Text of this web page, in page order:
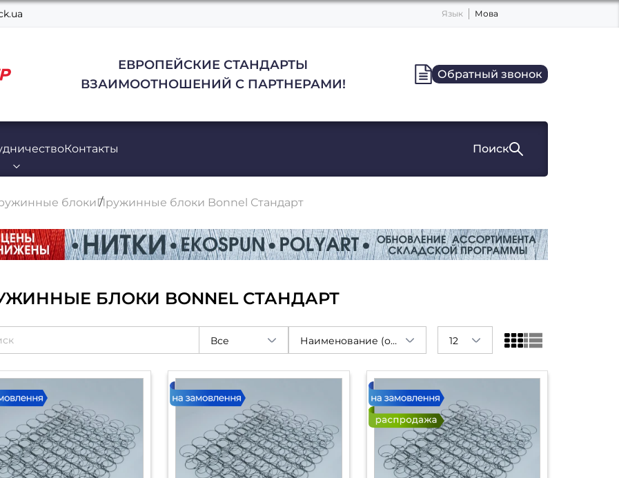
Язык Мова
ЕВРОПЕЙСКИЕ СТАНДАРТЫ
ВЗАИМООТНОШЕНИЙ С ПАРТНЕРАМИ!
Обратный звонок
Контакты Поиск
блокиПружинные блоки Bonnel Стандарт
БЛОКИ BONNEL СТАНДАРТ
Все Наименование (от А до Я) 12